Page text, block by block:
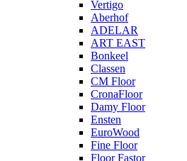
Vertigo
Aberhof
ADELAR
ART EAST
Bonkeel
Classen
CM Floor
CronaFloor
Damy Floor
Ensten
EuroWood
Fine Floor
Floor Fastor